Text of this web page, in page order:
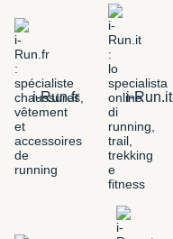
i-Run.fr i-Run.it